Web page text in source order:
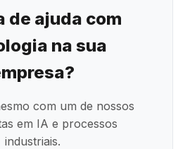
de ajuda com
na sua
com um de nossos
em IA e processos
industriais.